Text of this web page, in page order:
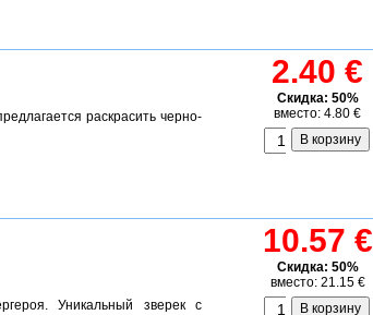
раскрасить черно-
2.40 €
Скидка: 50%
вместо: 4.80 €
Уникальный зверек с
10.57 €
Скидка: 50%
вместо: 21.15 €